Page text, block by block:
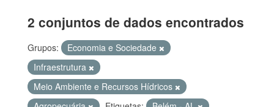
2 conjuntos de dados encontrados
Grupos:
Economia e Sociedade
Infraestrutura
Meio Ambiente e Recursos Hídricos